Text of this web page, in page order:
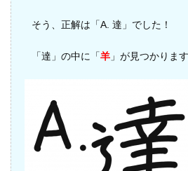
そう、正解は「A. 達」でした！
「達」の中に「羊 」が見つかりま